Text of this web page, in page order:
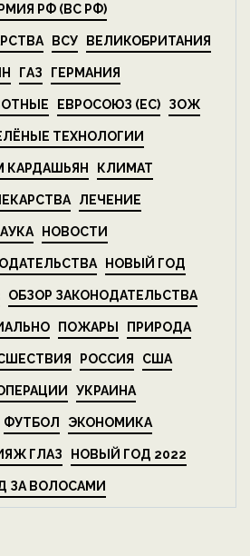
РФ (ВС РФ)
ВСУ ВЕЛИКОБРИТАНИЯ
ГАЗ ГЕРМАНИЯ
ЕВРОСОЮЗ (ЕС) ЗОЖ
ТЕХНОЛОГИИ
КАРДАШЬЯН КЛИМАТ
ЛЕЧЕНИЕ
НОВОСТИ
НОВЫЙ ГОД
ОБЗОР ЗАКОНОДАТЕЛЬСТВА
ПОЖАРЫ ПРИРОДА
РОССИЯ США
УКРАИНА
ФУТБОЛ ЭКОНОМИКА
ГЛАЗ НОВЫЙ ГОД 2022
ЗА ВОЛОСАМИ